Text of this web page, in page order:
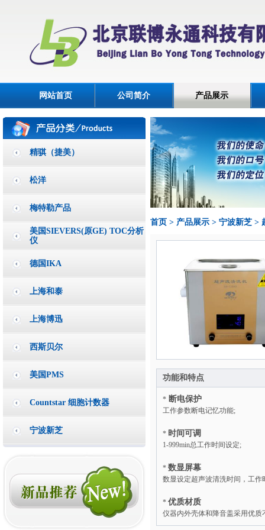
网站首页 公司简介 产品展示
精骐（捷美）
松洋
梅特勒产品
美国SIEVERS(原GE) TOC分析
仪
德国IKA
上海和泰
上海博迅
西斯贝尔
美国PMS
Countstar 细胞计数器
宁波新芝
首页 > 产品展示 > 宁波新芝 >
功能和特点
* 断电保护
工作参数断电记忆功能;
* 时间可调
1-999min总工作时间设定;
* 数显屏幕
数显设定超声波清洗时间，工作
* 优质材质
仪器内外壳体和降音盖采用优质